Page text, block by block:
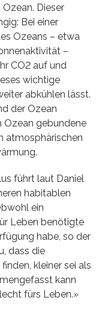
Dieser
Bei einer
Ozeans – etwa
–
CO2 auf und
wichtige
abkühlen lässt.
der Ozean
Ozean gebundene
atmosphärischen
führt laut Daniel
habitablen
ein
Leben benötigte
habe, so der
dass die
kleiner sei als
kann
fürs Leben.»